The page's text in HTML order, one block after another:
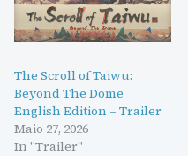
The Scroll of Taiwu:
Beyond The Dome
English Edition – Trailer
Maio 27, 2026
In "Trailer"